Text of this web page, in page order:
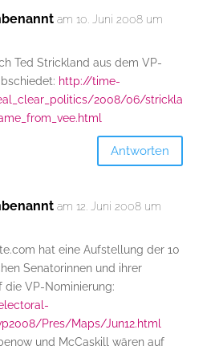
am 10. Juni 2008 um
Ted Strickland aus dem VP-
http://time-
2008/06/strickla
Antworten
am 12. Juni 2008 um
hat eine Aufstellung der 10
Senatorinnen und ihrer
die VP-Nominierung:
Pres/Maps/Jun12.html
und McCaskill wären auf